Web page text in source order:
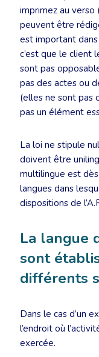
imprimez au
peuvent être
est important
c’est que le client
sont pas
pas des actes ou
(elles ne sont pas
pas un élément
La loi ne stipule
doivent être
multilingue est
langues dans
dispositions de
La langue
sont
différents
Dans le cas d’un
l’endroit où
exercée.